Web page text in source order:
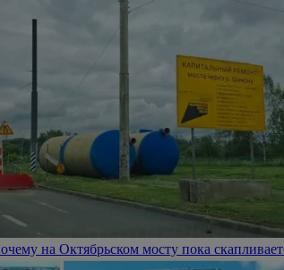
на Октябрьском мосту пока